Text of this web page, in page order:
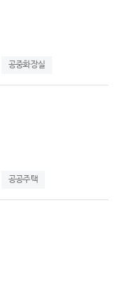
공중화장실
공공주택